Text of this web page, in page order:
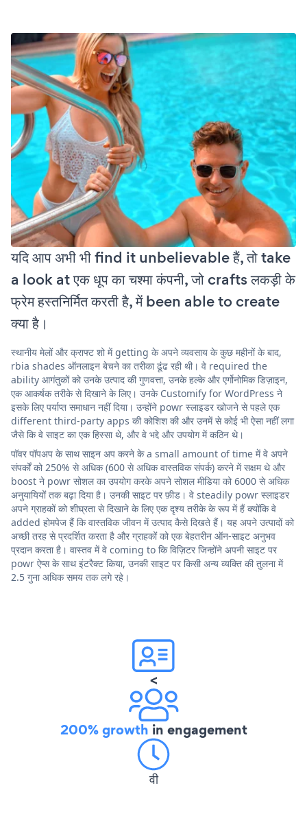
यदि आप अभी भी find it unbelievable हैं, तो take
a look at एक धूप का चश्मा कंपनी, जो crafts लकड़ी के
फ्रेम हस्तनिर्मित करती है, में been able to create
क्या है।
स्थानीय मेलों और क्राफ्ट शो में getting के अपने व्यवसाय के कुछ महीनों के बाद,
rbia shades ऑनलाइन बेचने का तरीका ढूंढ रही थी। वे required the
ability आगंतुकों को उनके उत्पाद की गुणवत्ता, उनके हल्के और एर्गोनोमिक डिज़ाइन,
एक आकर्षक तरीके से दिखाने के लिए। उनके Customify for WordPress ने
इसके लिए पर्याप्त समाधान नहीं दिया। उन्होंने powr स्लाइडर खोजने से पहले एक
different third-party apps की कोशिश की और उनमें से कोई भी ऐसा नहीं लगा
जैसे कि वे साइट का एक हिस्सा थे, और वे भद्दे और उपयोग में कठिन थे।
पॉवर पॉपअप के साथ साइन अप करने के a small amount of time में वे अपने
संपर्कों को 250% से अधिक (600 से अधिक वास्तविक संपर्क) करने में सक्षम थे और
boost ने powr सोशल का उपयोग करके अपने सोशल मीडिया को 6000 से अधिक
अनुयायियों तक बढ़ा दिया है। उनकी साइट पर फ़ीड। वे steadily powr स्लाइडर
अपने ग्राहकों को शीघ्रता से दिखाने के लिए एक दृश्य तरीके के रूप में हैं क्योंकि वे
added होमपेज हैं कि वास्तविक जीवन में उत्पाद कैसे दिखते हैं। यह अपने उत्पादों को
अच्छी तरह से प्रदर्शित करता है और ग्राहकों को एक बेहतरीन ऑन-साइट अनुभव
प्रदान करता है। वास्तव में वे coming to कि विज़िटर जिन्होंने अपनी साइट पर
powr ऐप्स के साथ इंटरैक्ट किया, उनकी साइट पर किसी अन्य व्यक्ति की तुलना में
2.5 गुना अधिक समय तक लगे रहे।
<
200% growth in engagement
वी